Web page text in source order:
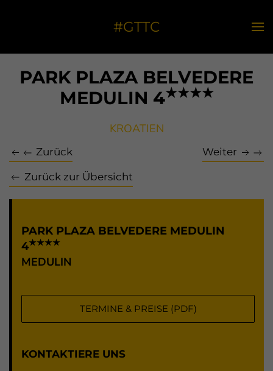
#GTTC
PARK PLAZA BELVEDERE
MEDULIN 4★★★★
KROATIEN
Zurück Weiter
Zurück zur Übersicht
PARK PLAZA BELVEDERE MEDULIN
4★★★★
MEDULIN
TERMINE & PREISE (PDF)
KONTAKTIERE UNS